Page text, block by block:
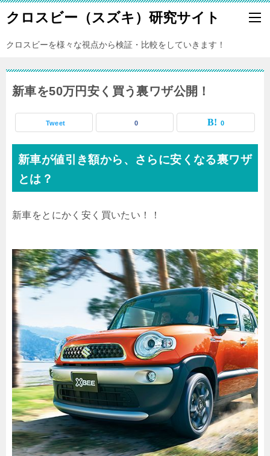
クロスビー（スズキ）研究サイト
クロスビーを様々な視点から検証・比較をしていきます！
新車を50万円安く買う裏ワザ公開！
Tweet 0 0
新車が値引き額から、さらに安くなる裏ワザ
とは？
新車をとにかく安く買いたい！！